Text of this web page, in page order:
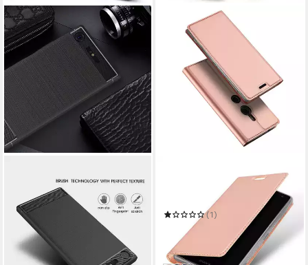
Smartphone-Hülle Sony
Xperia XZ1
18,99 € 31,99 €
-41%
in 2-3 Werktagen bei dir
Handyhülle Magnet Case
Handy Tasche für Sony
Xperia XZ2
(1)
14,99 € 20,99 €
-29%
in 2-3 Werktagen bei dir